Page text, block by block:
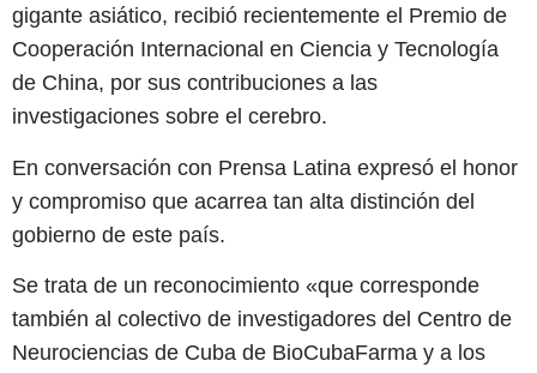
gigante asiático, recibió recientemente el Premio de
Cooperación Internacional en Ciencia y Tecnología
de China, por sus contribuciones a las
investigaciones sobre el cerebro.
En conversación con Prensa Latina expresó el honor
y compromiso que acarrea tan alta distinción del
gobierno de este país.
Se trata de un reconocimiento «que corresponde
también al colectivo de investigadores del Centro de
Neurociencias de Cuba de BioCubaFarma y a los